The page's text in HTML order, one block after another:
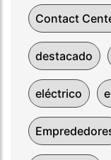
Contact
destacado
eléctrico